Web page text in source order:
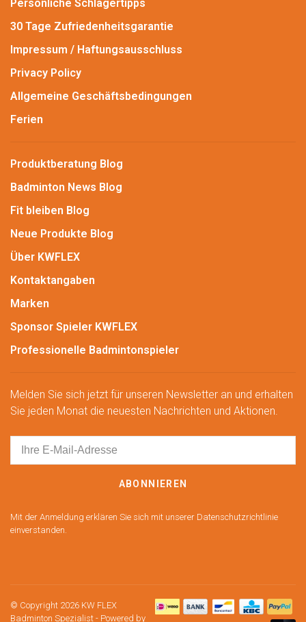
Persönliche Schlägertipps
30 Tage Zufriedenheitsgarantie
Impressum / Haftungsausschluss
Privacy Policy
Allgemeine Geschäftsbedingungen
Ferien
Produktberatung Blog
Badminton News Blog
Fit bleiben Blog
Neue Produkte Blog
Über KWFLEX
Kontaktangaben
Marken
Sponsor Spieler KWFLEX
Professionelle Badmintonspieler
Melden Sie sich jetzt für unseren Newsletter an und erhalten
Sie jeden Monat die neuesten Nachrichten und Aktionen.
ABONNIEREN
Mit der Anmeldung erklären Sie sich mit unserer Datenschutzrichtlinie
einverstanden.
© Copyright 2026 KW FLEX
Badminton Spezialist - Powered by